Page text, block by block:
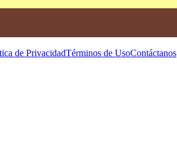
de PrivacidadTérminos de UsoContáctanos